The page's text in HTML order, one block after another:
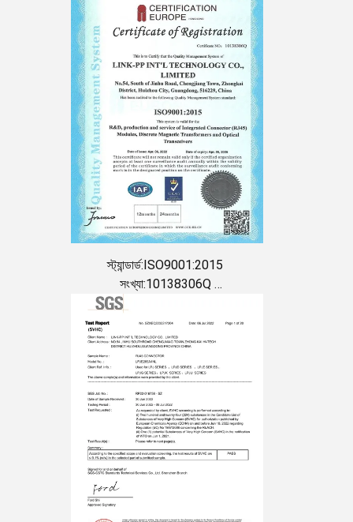
স্ট্যান্ডার্ড:ISO9001:2015
সংখ্যা:10138306Q
প্রদানের তারিখ:2022-04-06
মেয়াদ শেষ হওয়ার তারিখ:2025-04-05